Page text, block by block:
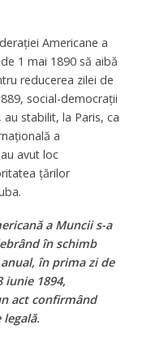
Americane a
1 mai 1890 să aibă
reducerea zilei de
social-democraţii
stabilit, la Paris, ca
a
avut loc
ţărilor
a Muncii s-a
în schimb
în prima zi de
iunie 1894,
act confirmând
legală.